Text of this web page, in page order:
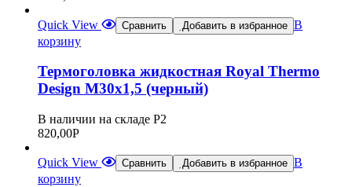
Quick View Сравнить Добавить в избранное В
корзину
Термоголовка жидкостная Royal Thermo
Design М30х1,5 (черный)
В наличии на складе Р2
820,00Р
Quick View Сравнить Добавить в избранное В
корзину